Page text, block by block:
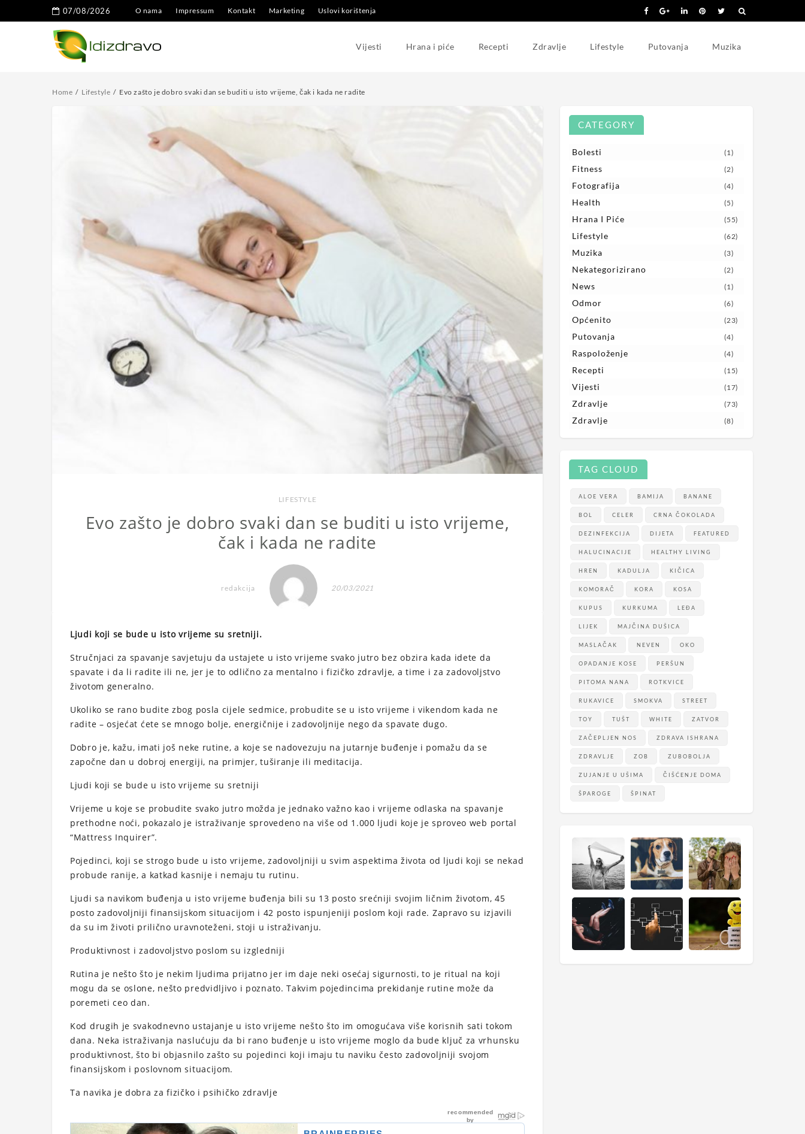
07/08/2026 O nama Impressum Kontakt Marketing Uslovi korištenja
Vijesti Hrana i piće Recepti Zdravlje Lifestyle Putovanja Muzika
Home Lifestyle Evo zašto je dobro svaki dan se buditi u isto vrijeme, čak i kada ne radite
LIFESTYLE
Evo zašto je dobro svaki dan se buditi u isto vrijeme,
čak i kada ne radite
redakcija 20/03/2021
Ljudi koji se bude u isto vrijeme su sretniji.
Stručnjaci za spavanje savjetuju da ustajete u isto vrijeme svako jutro bez obzira kada idete da
spavate i da li radite ili ne, jer je to odlično za mentalno i fizičko zdravlje, a time i za zadovoljstvo
životom generalno.
Ukoliko se rano budite zbog posla cijele sedmice, probudite se u isto vrijeme i vikendom kada ne
radite – osjećat ćete se mnogo bolje, energičnije i zadovoljnije nego da spavate dugo.
Dobro je, kažu, imati još neke rutine, a koje se nadovezuju na jutarnje buđenje i pomažu da se
započne dan u dobroj energiji, na primjer, tuširanje ili meditacija.
Ljudi koji se bude u isto vrijeme su sretniji
Vrijeme u koje se probudite svako jutro možda je jednako važno kao i vrijeme odlaska na spavanje
prethodne noći, pokazalo je istraživanje sprovedeno na više od 1.000 ljudi koje je sproveo web portal
“Mattress Inquirer”.
Pojedinci, koji se strogo bude u isto vrijeme, zadovoljniji u svim aspektima života od ljudi koji se nekad
probude ranije, a katkad kasnije i nemaju tu rutinu.
Ljudi sa navikom buđenja u isto vrijeme buđenja bili su 13 posto srećniji svojim ličnim životom, 45
posto zadovoljniji finansijskom situacijom i 42 posto ispunjeniji poslom koji rade. Zapravo su izjavili
da su im životi prilično uravnoteženi, stoji u istraživanju.
Produktivnost i zadovoljstvo poslom su izgledniji
Rutina je nešto što je nekim ljudima prijatno jer im daje neki osećaj sigurnosti, to je ritual na koji
mogu da se oslone, nešto predvidljivo i poznato. Takvim pojedincima prekidanje rutine može da
poremeti ceo dan.
Kod drugih je svakodnevno ustajanje u isto vrijeme nešto što im omogućava više korisnih sati tokom
dana. Neka istraživanja naslućuju da bi rano buđenje u isto vrijeme moglo da bude ključ za vrhunsku
produktivnost, što bi objasnilo zašto su pojedinci koji imaju tu naviku često zadovoljniji svojom
finansijskom i poslovnom situacijom.
Ta navika je dobra za fizičko i psihičko zdravlje
CATEGORY
Bolesti (1)
Fitness (2)
Fotografija (4)
Health (5)
Hrana I Piće (55)
Lifestyle (62)
Muzika (3)
Nekategorizirano (2)
News (1)
Odmor (6)
Općenito (23)
Putovanja (4)
Raspoloženje (4)
Recepti (15)
Vijesti (17)
Zdravlje (73)
Zdravlje (8)
TAG CLOUD
ALOE VERA BAMIJA BANANE
BOL CELER CRNA ČOKOLADA
DEZINFEKCIJA DIJETA FEATURED
HALUCINACIJE HEALTHY LIVING
HREN KADULJA KIČICA
KOMORAČ KORA KOSA
KUPUS KURKUMA LEĐA
LIJEK MAJČINA DUŠICA
MASLAČAK NEVEN OKO
OPADANJE KOSE PERŠUN
PITOMA NANA ROTKVICE
RUKAVICE SMOKVA STREET
TOY TUŠT WHITE ZATVOR
ZAČEPLJEN NOS ZDRAVA ISHRANA
ZDRAVLJE ZOB ZUBOBOLJA
ZUJANJE U UŠIMA ČIŠĆENJE DOMA
ŠPAROGE ŠPINAT